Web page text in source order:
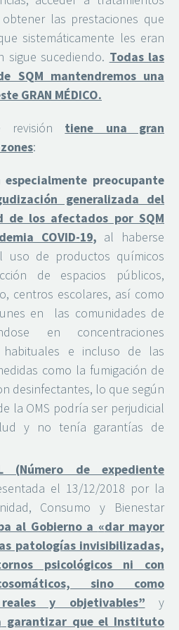
las prestaciones que
sistemáticamente les eran
sigue sucediendo. Todas las
SQM mantendremos una
GRAN MÉDICO.
revisión tiene una gran
:
preocupante
generalizada del
de los afectados por SQM
COVID-19, al haberse
uso de productos químicos
de espacios públicos,
centros escolares, así como
en las comunidades de
en concentraciones
e incluso de las
como la fumigación de
desinfectantes, lo que según
la OMS podría ser perjudicial
y no tenía garantías de
(Número de expediente
el 13/12/2018 por la
Consumo y Bienestar
al Gobierno a «dar mayor
patologías invisibilizadas,
psicológicos ni con
sino como
reales y objetivables” y
garantizar que el Instituto